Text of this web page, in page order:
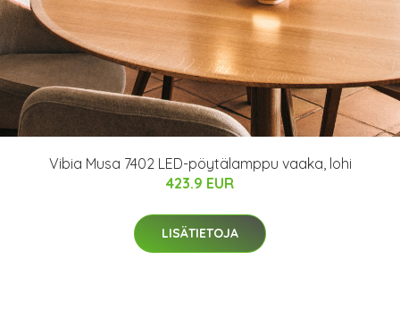
Vibia Musa 7402 LED-pöytälamppu vaaka, lohi
423.9 EUR
LISÄTIETOJA